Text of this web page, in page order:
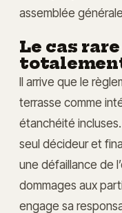
assemblée
Le cas
Il arrive que le
terrasse comme
étanchéité
seul décideur et
une défaillance de
dommages aux
engage sa